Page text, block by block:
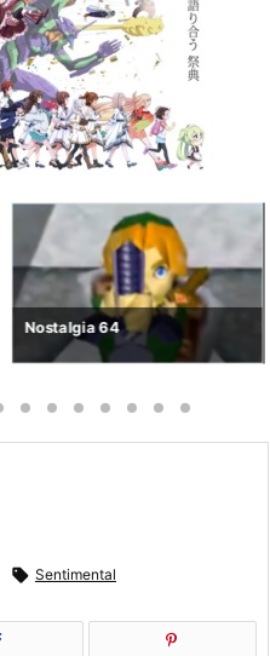
Nostalgia 64
 Sentimental